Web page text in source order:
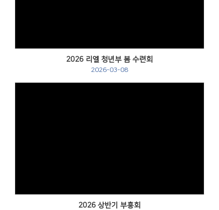
2026 리엘 청년부 봄 수련회
2026-03-08
2026 상반기 부흥회